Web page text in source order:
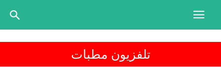
تلفزيون مطبات